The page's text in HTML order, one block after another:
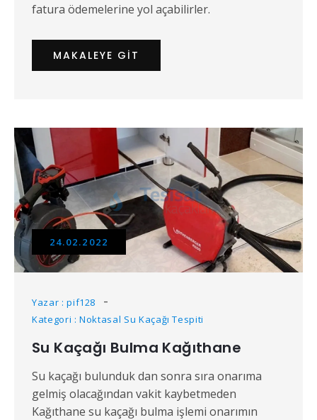
fatura ödemelerine yol açabilirler.
MAKALEYE GIT
24.02.2022
Yazar : pif128
Kategori : Noktasal Su Kaçağı Tespiti
Su Kaçağı Bulma Kağıthane
Su kaçağı bulunduk dan sonra sıra onarıma
gelmiş olacağından vakit kaybetmeden
Kağıthane su kaçağı bulma işlemi onarımın